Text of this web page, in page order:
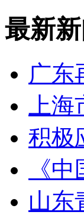
最新新
广东
上
积极
《
山东